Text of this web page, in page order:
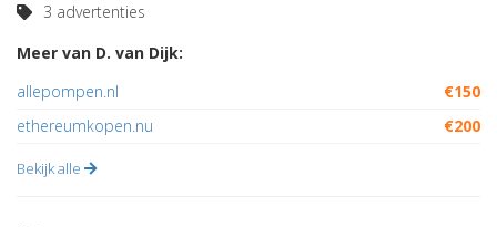
3 advertenties
Meer van D. van Dijk:
allepompen.nl
€150
ethereumkopen.nu
€200
Bekijk alle